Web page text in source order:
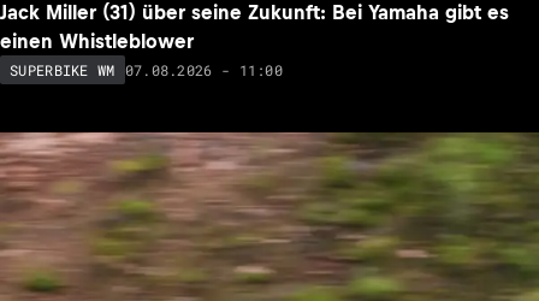
Jack Miller (31) über seine Zukunft: Bei Yamaha gibt es
einen Whistleblower
SUPERBIKE WM 07.08.2026 - 11:00